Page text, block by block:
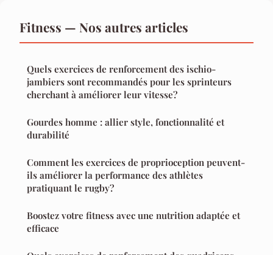
Fitness — Nos autres articles
Quels exercices de renforcement des ischio-
jambiers sont recommandés pour les sprinteurs
cherchant à améliorer leur vitesse?
Gourdes homme : allier style, fonctionnalité et
durabilité
Comment les exercices de proprioception peuvent-
ils améliorer la performance des athlètes
pratiquant le rugby?
Boostez votre fitness avec une nutrition adaptée et
efficace